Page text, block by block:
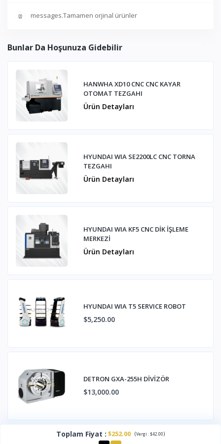
messages.Tamamen orjinal ürünler
Bunlar Da Hoşunuza Gidebilir
HANWHA XD10 CNC CNC KAYAR
OTOMAT TEZGAHI
Ürün Detayları
HYUNDAI WIA SE2200LC CNC TORNA
TEZGAHI
Ürün Detayları
HYUNDAI WIA KF5 CNC DİK İŞLEME
MERKEZİ
Ürün Detayları
HYUNDAI WIA T5 SERVICE ROBOT
$5,250.00
DETRON GXA-255H DİVİZÖR
$13,000.00
Toplam Fiyat : $252.00 (Vergi :$42.00)